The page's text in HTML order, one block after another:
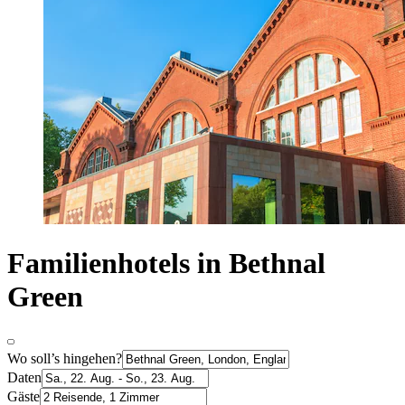
Familienhotels in Bethnal
Green
Wo soll’s hingehen?
Daten
Gäste